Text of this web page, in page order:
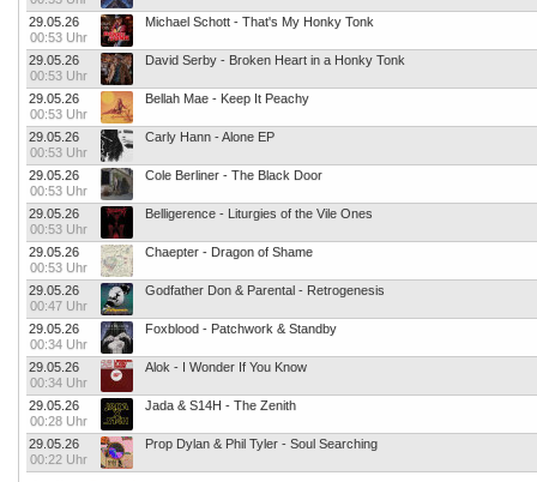
29.05.26
00:53 Uhr
Michael Schott - That's My Honky Tonk
29.05.26
00:53 Uhr
David Serby - Broken Heart in a Honky Tonk
29.05.26
00:53 Uhr
Bellah Mae - Keep It Peachy
29.05.26
00:53 Uhr
Carly Hann - Alone EP
29.05.26
00:53 Uhr
Cole Berliner - The Black Door
29.05.26
00:53 Uhr
Belligerence - Liturgies of the Vile Ones
29.05.26
00:53 Uhr
Chaepter - Dragon of Shame
29.05.26
00:47 Uhr
Godfather Don & Parental - Retrogenesis
29.05.26
00:34 Uhr
Foxblood - Patchwork & Standby
29.05.26
00:34 Uhr
Alok - I Wonder If You Know
29.05.26
00:28 Uhr
Jada & S14H - The Zenith
29.05.26
00:22 Uhr
Prop Dylan & Phil Tyler - Soul Searching